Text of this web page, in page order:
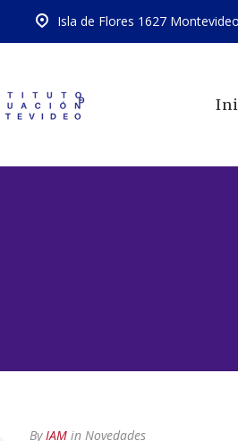
Isla de Flores 1627
ByIAM in Novedades